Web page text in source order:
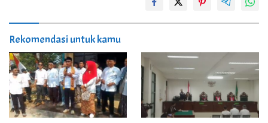
Rekomendasi untuk kamu